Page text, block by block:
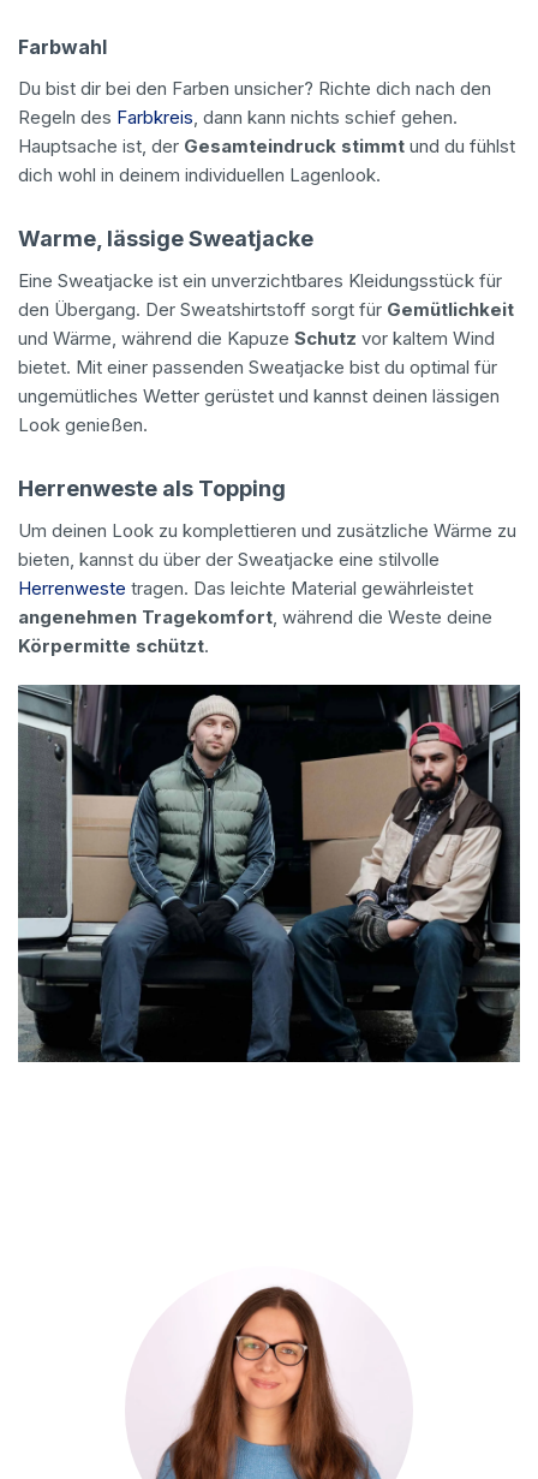
Farbwahl
Du bist dir bei den Farben unsicher? Richte dich nach den
Regeln des Farbkreis, dann kann nichts schief gehen.
Hauptsache ist, der Gesamteindruck stimmt und du fühlst
dich wohl in deinem individuellen Lagenlook.
Warme, lässige Sweatjacke
Eine Sweatjacke ist ein unverzichtbares Kleidungsstück für
den Übergang. Der Sweatshirtstoff sorgt für Gemütlichkeit
und Wärme, während die Kapuze Schutz vor kaltem Wind
bietet. Mit einer passenden Sweatjacke bist du optimal für
ungemütliches Wetter gerüstet und kannst deinen lässigen
Look genießen.
Herrenweste als Topping
Um deinen Look zu komplettieren und zusätzliche Wärme zu
bieten, kannst du über der Sweatjacke eine stilvolle
Herrenweste tragen. Das leichte Material gewährleistet
angenehmen Tragekomfort, während die Weste deine
Körpermitte schützt.